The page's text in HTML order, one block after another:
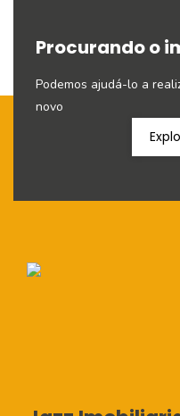
Procurando o
Podemos ajudá-lo a
novo